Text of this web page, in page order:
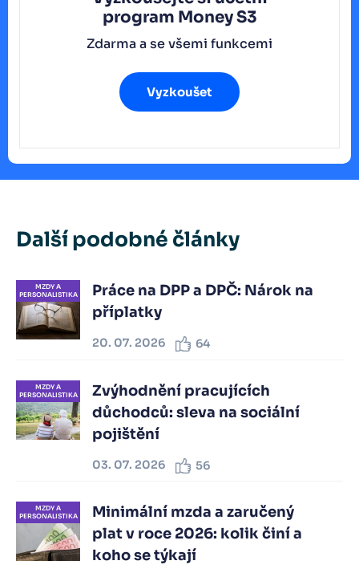
program Money S3
Zdarma a se všemi funkcemi
Vyzkoušet
Další podobné články
MZDY A
PERSONALISTIKA
Práce na DPP a DPČ: Nárok na
příplatky
20. 07. 2026 64
MZDY A
PERSONALISTIKA
Zvýhodnění pracujících
důchodců: sleva na sociální
pojištění
03. 07. 2026 56
MZDY A
PERSONALISTIKA
Minimální mzda a zaručený
plat v roce 2026: kolik činí a
koho se týkají